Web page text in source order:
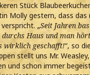
Stück
Molly gestern, dass
„Seit Jahren
Haus und man
wirklich geschafft!“, so
stellt uns Mr.
und schon immer